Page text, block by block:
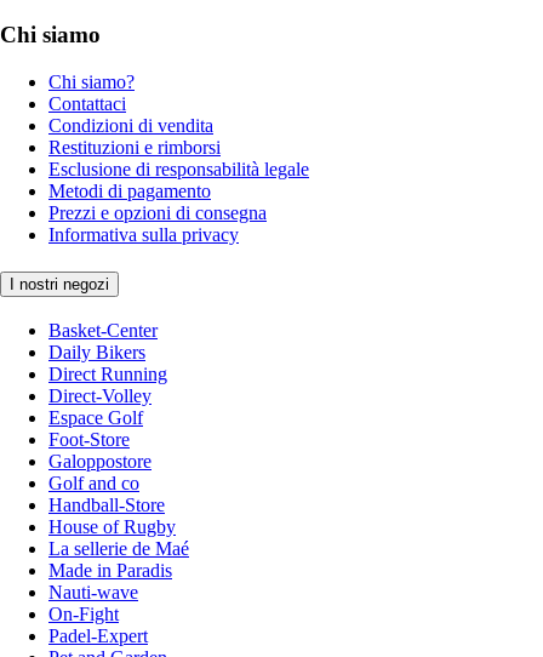
Chi siamo
Chi siamo?
Contattaci
Condizioni di vendita
Restituzioni e rimborsi
Esclusione di responsabilità legale
Metodi di pagamento
Prezzi e opzioni di consegna
Informativa sulla privacy
I nostri negozi
Basket-Center
Daily Bikers
Direct Running
Direct-Volley
Espace Golf
Foot-Store
Galoppostore
Golf and co
Handball-Store
House of Rugby
La sellerie de Maé
Made in Paradis
Nauti-wave
On-Fight
Padel-Expert